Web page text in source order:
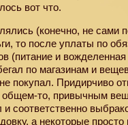
вот что.
(конечно, не сами
то после уплаты по
(питание и
по магазинам и
покупал. Придирчиво
то, привычным
и соответственно
а некоторые